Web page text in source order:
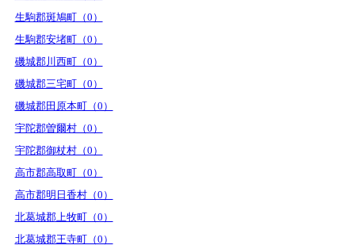
生駒郡斑鳩町（0）
生駒郡安堵町（0）
磯城郡川西町（0）
磯城郡三宅町（0）
磯城郡田原本町（0）
宇陀郡曽爾村（0）
宇陀郡御杖村（0）
高市郡高取町（0）
高市郡明日香村（0）
北葛城郡上牧町（0）
北葛城郡王寺町（0）